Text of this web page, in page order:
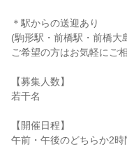
＊駅からの送迎あり
(駒形駅・前橋駅・前橋大
ご希望の方はお気軽にご
【募集人数】
若干名
【開催日程】
午前・午後のどちらか2時